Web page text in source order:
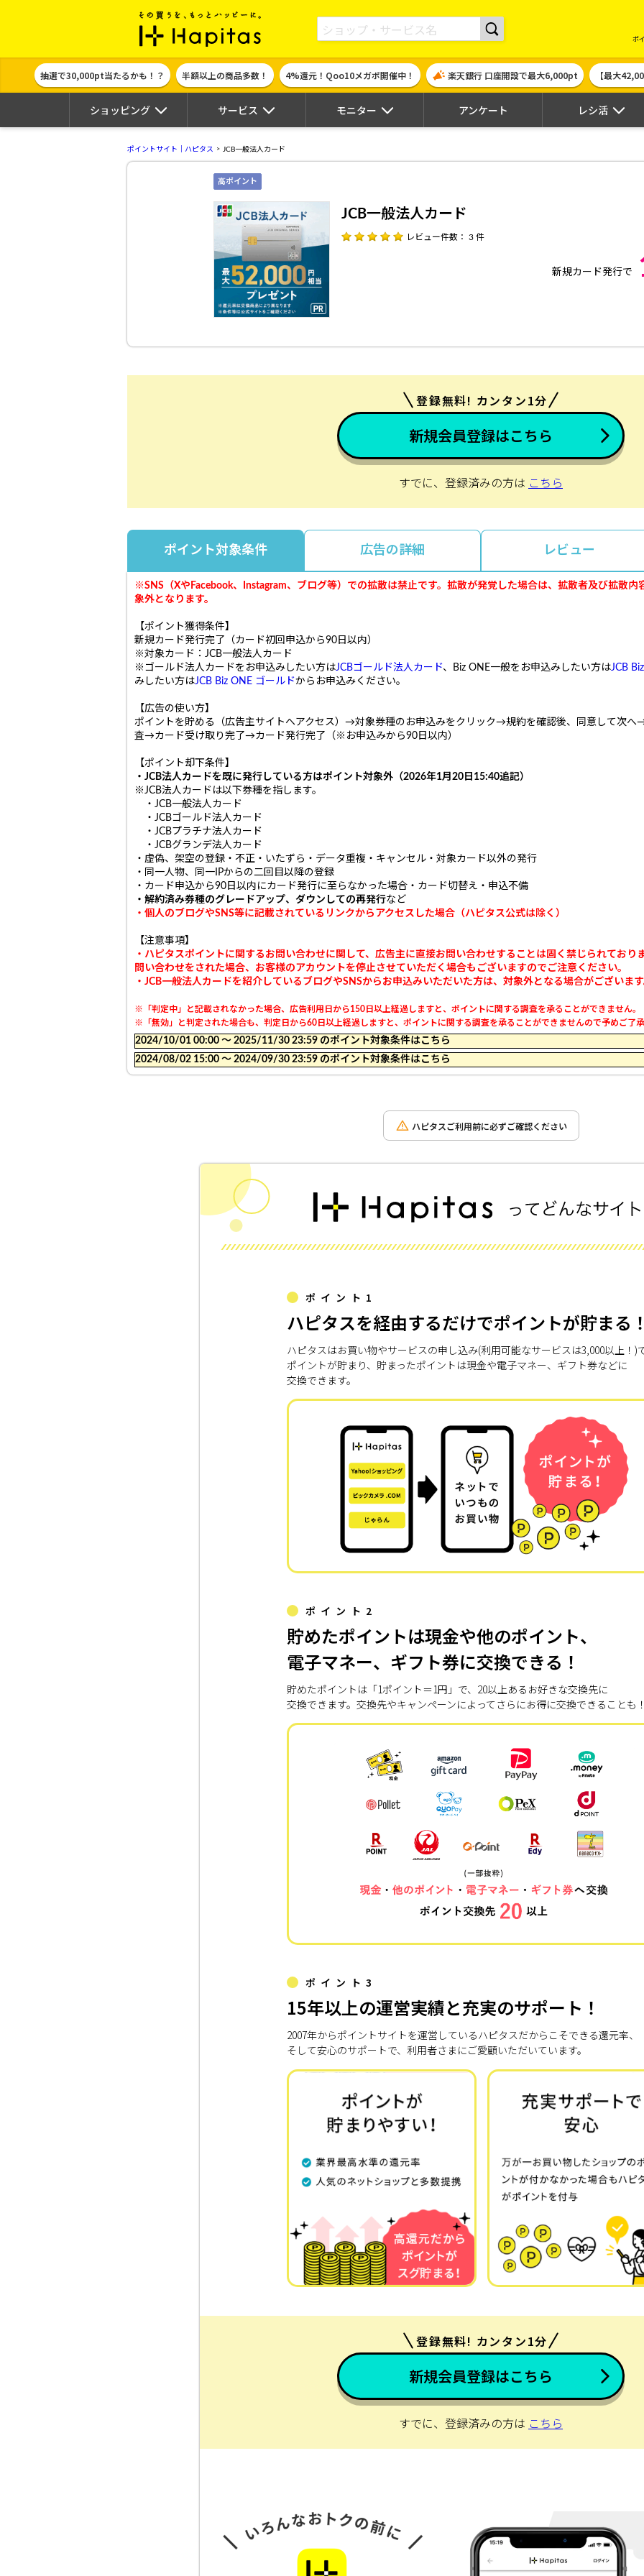
ポイント貯めて現金やギフト券に交換できるポイントサイト | ハピタス
ポ
抽選で30,000pt当たるかも！？ 半額以上の商品多数！ 4%還元！Qoo10メガポ開催中！ 楽天銀行 口座開設で最大6,000pt 【最大
ショッピング サービス モニター アンケート レシ活
ポイントサイト｜ハピタス JCB一般法人カード
高ポイント
JCB一般法人カード
レビュー件数： 3 件
新規カード発行で
登録無料! カンタン1分
新規会員登録はこちら
すでに、登録済みの方は こちら
ポイント対象条件 広告の詳細 レビュー
※SNS（XやFacebook、Instagram、ブログ等）での拡散は禁止です。拡散が発覚した場合は、拡散者及び拡散
象外となります。
【ポイント獲得条件】
新規カード発行完了（カード初回申込から90日以内）
※対象カード：JCB一般法人カード
※ゴールド法人カードをお申込みしたい方はJCBゴールド法人カード、Biz ONE一般をお申込みしたい方はJCB
みしたい方はJCB Biz ONE ゴールドからお申込みください。
【広告の使い方】
ポイントを貯める（広告主サイトへアクセス）→対象券種のお申込みをクリック→規約を確認後、同意して次
査→カード受け取り完了→カード発行完了（※お申込みから90日以内）
【ポイント却下条件】
・JCB法人カードを既に発行している方はポイント対象外 （2026年1月20日15:40追記）
※JCB法人カードは以下券種を指します。
・JCB一般法人カード
・JCBゴールド法人カード
・JCBプラチナ法人カード
・JCBグランデ法人カード
・虚偽、架空の登録・不正・いたずら・データ重複・キャンセル・対象カード以外の発行
・同一人物、同一IPからの二回目以降の登録
・カード申込から90日以内にカード発行に至らなかった場合・カード切替え・申込不備
・解約済み券種のグレードアップ、ダウンしての再発行など
・個人のブログやSNS等に記載されているリンクからアクセスした場合（ハピタス公式は除く）
【注意事項】
・ハピタスポイントに関するお問い合わせに関して、広告主に直接お問い合わせすることは固く禁じられており
問い合わせをされた場合、お客様のアカウントを停止させていただく場合もございますのでご注意ください。
・JCB一般法人カードを紹介しているブログやSNSからお申込みいただいた方は、対象外となる場合がございま
※「判定中」と記載されなかった場合、広告利用日から150日以上経過しますと、ポイントに関する調査を承ることができません。
※「無効」と判定された場合も、判定日から60日以上経過しますと、ポイントに関する調査を承ることができませんので予めご了
2024/10/01 00:00 〜 2025/11/30 23:59 のポイント対象条件はこちら
2024/08/02 15:00 〜 2024/09/30 23:59 のポイント対象条件はこちら
ハピタスご利用前に必ずご確認ください
ポイント1
ハピタスを経由するだけでポイントが貯まる
ハピタスはお買い物やサービスの申し込み(利用可能なサービスは3,000以上！)
ポイントが貯まり、貯まったポイントは現金や電子マネー、ギフト券などに
交換できます。
ポイント2
貯めたポイントは現金や他のポイント、
電子マネー、ギフト券に交換できる！
貯めたポイントは「1ポイント＝1円」で、20以上あるお好きな交換先に
交換できます。交換先やキャンペーンによってさらにお得に交換できることも
ポイント3
15年以上の運営実績と充実のサポート！
2007年からポイントサイトを運営しているハピタスだからこそできる還元率、
そして安心のサポートで、利用者さまにご愛顧いただいています。
登録無料! カンタン1分
新規会員登録はこちら
すでに、登録済みの方は こちら